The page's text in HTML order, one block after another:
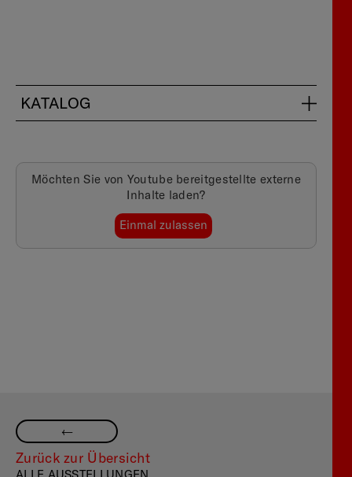
KATALOG
Möchten Sie von Youtubebereitgestellte externe
Inhalte laden?
Einmal zulassen
—
Zurück zur Übersicht